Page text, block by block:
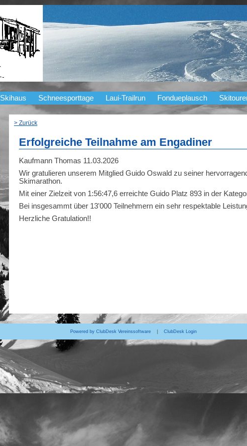
Skihaus Schneesporttage Laui-Trailrun Fondueplausch
> Zurück
Erfolgreiche Teilnahme am Engadiner
Kaufmann Thomas 11.03.2026
Wir gratulieren unserem Mitglied Guido Oswald zu seiner
Skimarathon.
Mit einer Zielzeit von 1:56:47,6 erreichte Guido Platz 893 in der
Bei insgesammt über 13'000 Teilnehmern ein sehr respektable
Herzliche Gratulation!!
Powered by ClubDesk Vereinssoftware| ClubDesk Login